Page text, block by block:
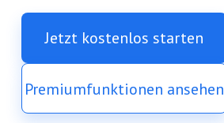
Jetzt kostenlos starten
Premiumfunktionen ansehen